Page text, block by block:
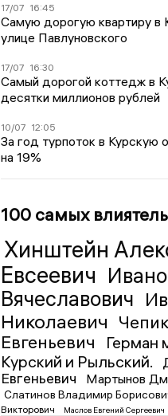
17/07 16:45
Самую дорогую квартиру в
улице Павлуновского
17/07 16:30
Самый дорогой коттедж в
десятки миллионов рублей
10/07 12:05
За год турпоток в Курскую
на 19%
100 самых
Хинштейн
Евсеевич
Вячеславович
Николаевич
Евгеньевич
Герман
Курский и Рыльский.
Евгеньевич
Мартынов
Слатинов Владимир
Викторович
Маслов Евгений Сергеевич